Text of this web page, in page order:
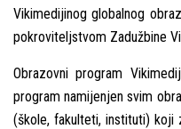
Vikimedijinog globalnog
pokrovitelјstvom Zadužbine
Obrazovni program
program namijenjen svim
(škole, fakulteti, instituti) koji